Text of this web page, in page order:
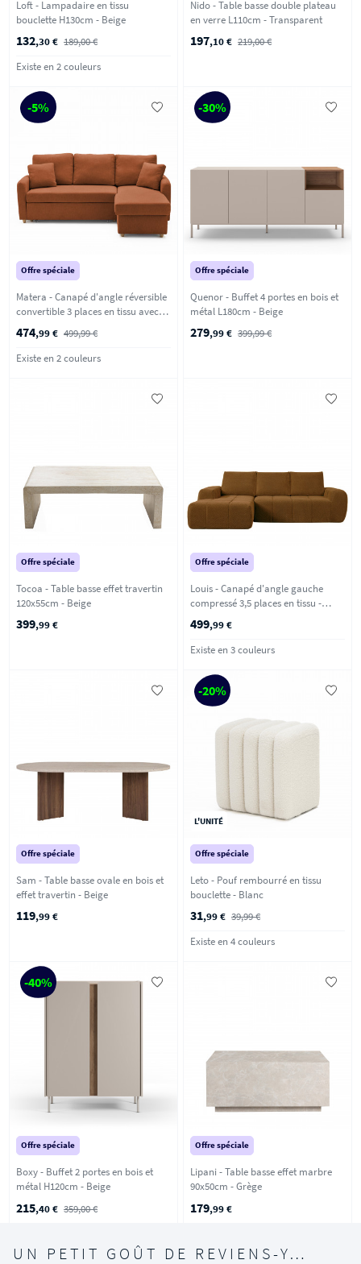
Loft - Lampadaire en tissu
bouclette H130cm - Beige
132,30 € 189,00 €
Existe en 2 couleurs
Nido - Table basse double plateau
en verre L110cm - Transparent
197,10 € 219,00 €
-5%
Offre spéciale
Matera - Canapé d'angle réversible
convertible 3 places en tissu avec
474,99 € 499,99 €
Existe en 2 couleurs
-30%
Offre spéciale
Quenor - Buffet 4 portes en bois et
métal L180cm - Beige
279,99 € 399,99 €
Offre spéciale
Tocoa - Table basse effet travertin
120x55cm - Beige
399,99 €
Offre spéciale
Louis - Canapé d'angle gauche
compressé 3,5 places en tissu -
Bronze
499,99 €
Existe en 3 couleurs
Offre spéciale
Sam - Table basse ovale en bois et
effet travertin - Beige
119,99 €
-20%
L'UNITÉ
Offre spéciale
Leto - Pouf rembourré en tissu
bouclette - Blanc
31,99 € 39,99 €
Existe en 4 couleurs
-40%
Offre spéciale
Boxy - Buffet 2 portes en bois et
métal H120cm - Beige
215,40 € 359,00 €
Offre spéciale
Lipani - Table basse effet marbre
90x50cm - Grège
179,99 €
UN PETIT GOÛT DE REVIENS-Y…